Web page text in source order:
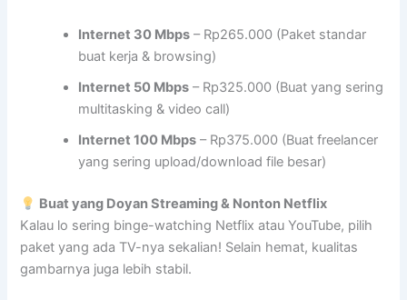
Internet 30 Mbps – Rp265.000 (Paket standar
buat kerja & browsing)
Internet 50 Mbps – Rp325.000 (Buat yang sering
multitasking & video call)
Internet 100 Mbps – Rp375.000 (Buat freelancer
yang sering upload/download file besar)
Buat yang Doyan Streaming & Nonton Netflix
Kalau lo sering binge-watching Netflix atau YouTube, pilih
paket yang ada TV-nya sekalian! Selain hemat, kualitas
gambarnya juga lebih stabil.